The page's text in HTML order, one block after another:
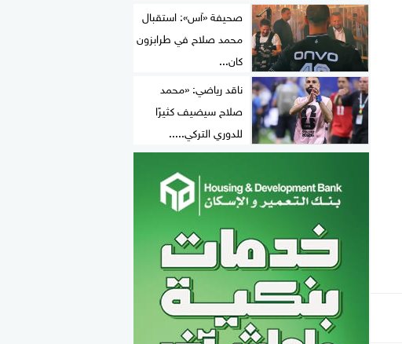
صحيفة «آس»: استقبال
محمد صلاح في طرابزون
كان...
ناقد رياضي: «محمد
صلاح سيضيف كثيرًا
للدوري التركي.....